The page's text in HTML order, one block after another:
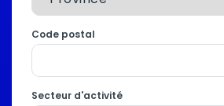
Code postal
Secteur d'activité